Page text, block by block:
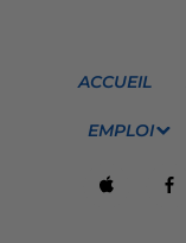
ACCUEIL
EMPLOI